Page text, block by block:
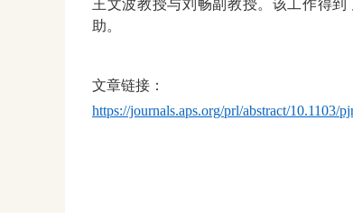
王文波教授与刘畅副 教授。该工作得到
助。
文章链接：
https://journals.aps.org/prl/abstract/10.1103/